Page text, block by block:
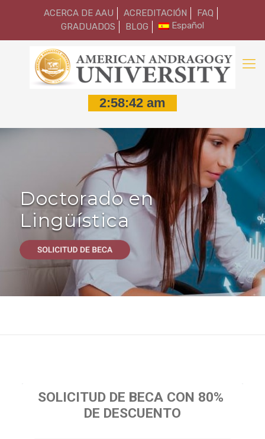
ACERCA DE AAU ACREDITACIÓN
FAQ
GRADUADOS
BLOG Español
Doctorado en
Lingüística
SOLICITUD DE BECA CON 80%
DE DESCUENTO